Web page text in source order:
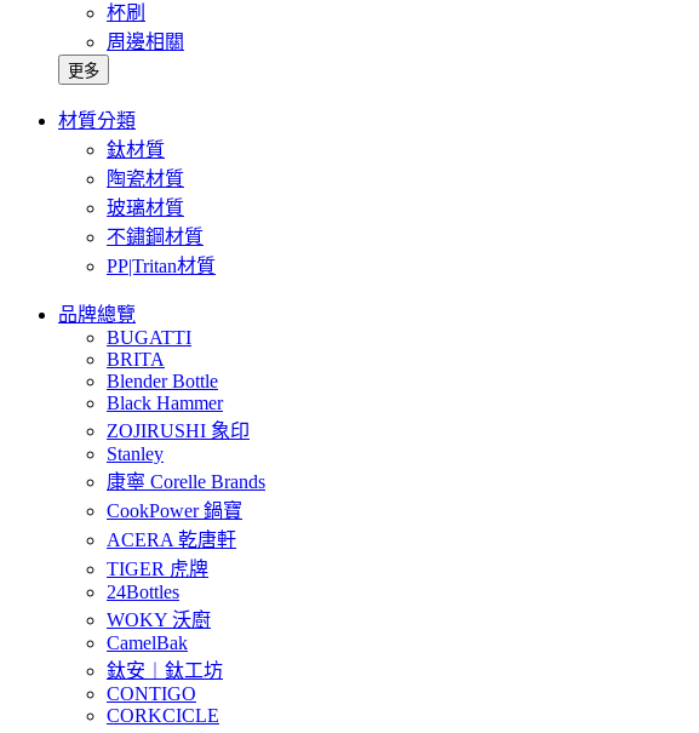
杯刷
周邊相關
更多
材質分類
鈦材質
陶瓷材質
玻璃材質
不鏽鋼材質
PP|Tritan材質
品牌總覽
BUGATTI
BRITA
Blender Bottle
Black Hammer
ZOJIRUSHI 象印
Stanley
康寧 Corelle Brands
CookPower 鍋寶
ACERA 乾唐軒
TIGER 虎牌
24Bottles
WOKY 沃廚
CamelBak
鈦安︱鈦工坊
CONTIGO
CORKCICLE